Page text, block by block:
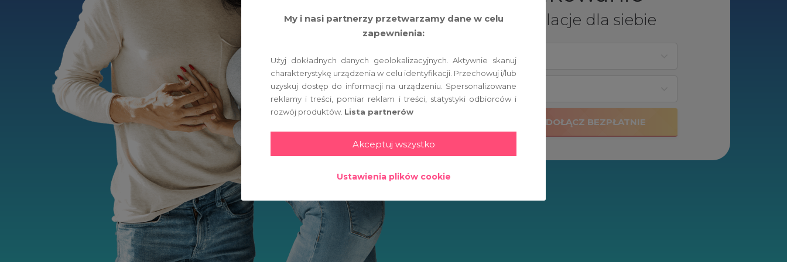
My i nasi partnerzy przetwarzamy dane w celu
zapewnienia:
Użyj dokładnych danych geolokalizacyjnych. Aktywnie skanuj
charakterystykę urządzenia w celu identyfikacji. Przechowuj i/lub
uzyskuj dostęp do informacji na urządzeniu. Spersonalizowane
reklamy i treści, pomiar reklam i treści, statystyki odbiorców i
rozwój produktów. Lista partnerów
Akceptuj wszystko
Ustawienia plików cookie
Znajdź relacje dla siebie
Jestem
Lokalizacja
DOŁĄCZ BEZPŁATNIE